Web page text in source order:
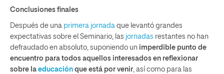
Conclusiones finales
Después de una primera jornada que levantó grandes
expectativas sobre el Seminario, las jornadas restantes no han
defraudado en absoluto, suponiendo un imperdible punto de
encuentro para todos aquellos interesados en reflexionar
sobre la educación que está por venir, así como para las